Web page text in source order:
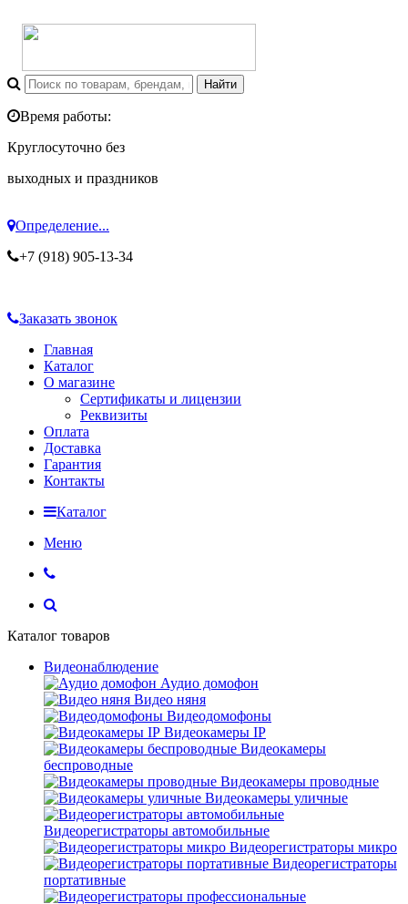
Время работы:
Круглосуточно без
выходных и праздников
Определение...
+7 (918) 905-13-34
Заказать звонок
Главная
Каталог
О магазине
Сертификаты и лицензии
Реквизиты
Оплата
Доставка
Гарантия
Контакты
Каталог
Меню
Каталог товаров
Видеонаблюдение
Аудио домофон
Видео няня
Видеодомофоны
Видеокамеры IP
Видеокамеры
беспроводные
Видеокамеры проводные
Видеокамеры уличные
Видеорегистраторы автомобильные
Видеорегистраторы микро
Видеорегистраторы
портативные